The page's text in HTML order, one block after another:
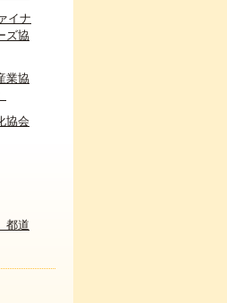
イナ
ズ協
業協
協会
都道